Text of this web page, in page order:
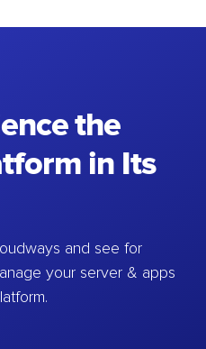
the
in Its
and see for
your server & apps